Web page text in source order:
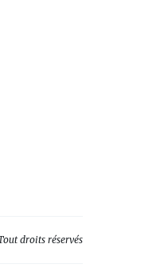
droits réservés